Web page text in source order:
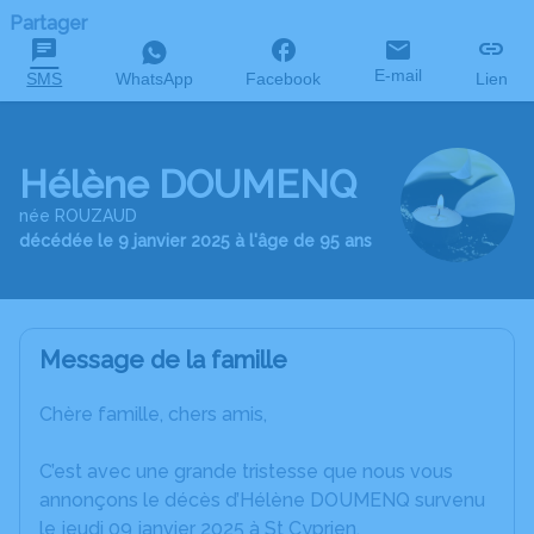
Partager
SMS WhatsApp Facebook E-mail Lien
Hélène DOUMENQ
née ROUZAUD
décédée le 9 janvier 2025 à l'âge de 95 ans
Message de la famille
Chère famille, chers amis,
C’est avec une grande tristesse que nous vous
annonçons le décès d’Hélène DOUMENQ survenu
le jeudi 09 janvier 2025 à St Cyprien.